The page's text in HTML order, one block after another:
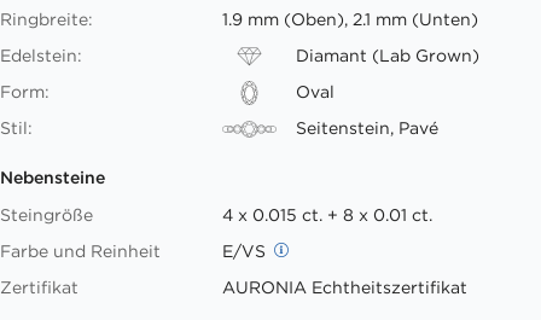
Ringbreite:
1.9 mm (Oben), 2.1 mm (Unten)
Edelstein:
Diamant (Lab Grown)
Form:
Oval
Stil:
Seitenstein, Pavé
Nebensteine
Steingröße
4 x 0.015 ct. + 8 x 0.01 ct.
Farbe und Reinheit
E/VS
Zertifikat
AURONIA Echtheitszertifikat